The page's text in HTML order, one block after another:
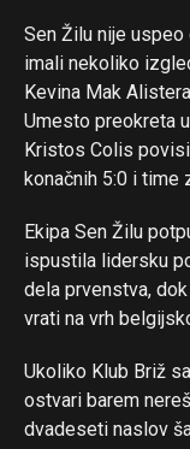
Sen Žilu nije
imali nekoliko
Kevina Mak
Umesto preokreta
Kristos Colis
konačnih 5:0 i time
Ekipa Sen Žilu
ispustila lidersku
dela prvenstva,
vrati na vrh
Ukoliko Klub Briž
ostvari barem
dvadeseti naslov